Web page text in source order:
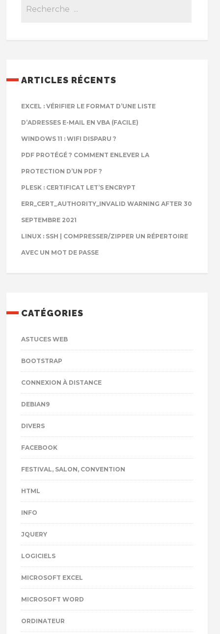
ARTICLES RÉCENTS
EXCEL : VÉRIFIER LE FORMAT D’UNE LISTE
D’ADRESSES E-MAIL EN VBA (FACILE)
WINDOWS 11 : WIFI DISPARU ?
PDF PROTÉGÉ ? COMMENT ENLEVER LA
PROTECTION D’UN PDF ?
PLESK : CERTIFICAT LET’S ENCRYPT
ERR_CERT_AUTHORITY_INVALID WARNING AFTER 30
SEPTEMBRE 2021
LINUX : SSH | COMPRESSER/ZIPPER UN RÉPERTOIRE
AVEC UN MOT DE PASSE
CATÉGORIES
ASTUCES WEB
BOOTSTRAP
CONNEXION À DISTANCE
DEBIAN9
DIVERS
FACEBOOK
FESTIVAL, SALON, CONVENTION
HTML
INFO
JQUERY
LOGICIELS
MICROSOFT EXCEL
MICROSOFT WORD
ORDINATEUR